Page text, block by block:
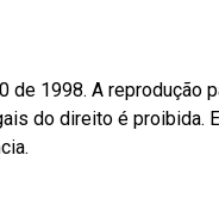
de 1998. A reprodução
do direito é proibida.